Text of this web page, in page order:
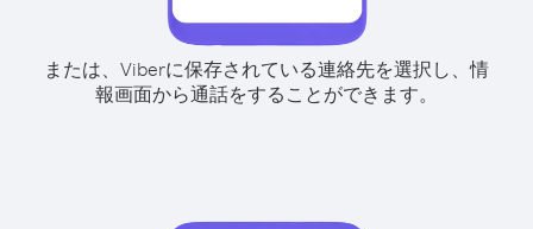
または、Viberに保存されている連絡先を選択し、情
報画面から通話をすることができます。